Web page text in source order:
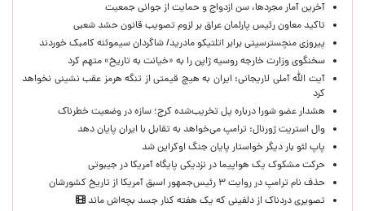
آخرین آمار مجردها، سن ازدواج و حمایت از جوانی جمعیت
تاکید معاون رئیس پارلمان عراق بر لزوم تصویب قانون حشد شعبی
پیروزی منچسترسیتی برابر اتلتیکو مادرید/ شاگردان سیموئنه کامبک خوردند
سخنگوی وزارت خارجه روسیه ژاپن را به «خیانت به تاریخ» متهم کرد
آیت الله آملی لاریجانی: ایران به هیچ قیمتی از تنگه هرمز عقب نشینی نخواهد
کرد
هشدار عضو شورا درباره پل تخریب‌شده کرج؛ سازه در وضعیت خطرناک
وال‌ استریت ژورنال: ترامپ می‌خواهد به تقابل با ایران پایان دهد
پاپ لئو بار دیگر خواستار پایان جنگ اوکراین شد
حرکت مشکوک یک هواپیما در نزدیکی پایگاه آمریکا در جیبوتی
حذف نام ترامپ در روایت ۳ رئیس‌جمهور اسبق آمریکا از تاریخ کشورشان
تصویری دردناک از دلفینی که یک هفته کنار جسد بچه‌اش ماند